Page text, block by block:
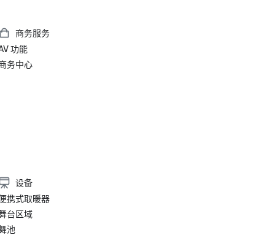
商务服务
功能
务中心
设备
携式取暖器
台区域
池